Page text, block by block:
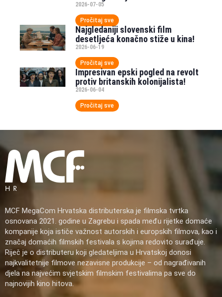
2026-07-05
Pročitaj sve
Najgledaniji slovenski film
desetljeća konačno stiže u kina!
2026-06-19
Pročitaj sve
Impresivan epski pogled na revolt
protiv britanskih kolonijalista!
2026-06-04
Pročitaj sve
MCF MegaCom Hrvatska distributerska je filmska tvrtka
osnovana 2021. godine u Zagrebu i spada među rijetke domaće
kompanije koja ističe važnost autorskih i europskih filmova, kao i
značaj domaćih filmskih festivala s kojima redovito surađuje.
Riječ je o distributeru koji gledateljima u Hrvatskoj donosi
najkvalitetnije filmove nezavisne produkcije – od nagrađivanih
djela na najvećim svjetskim filmskim festivalima pa sve do
najnovijih kino hitova.